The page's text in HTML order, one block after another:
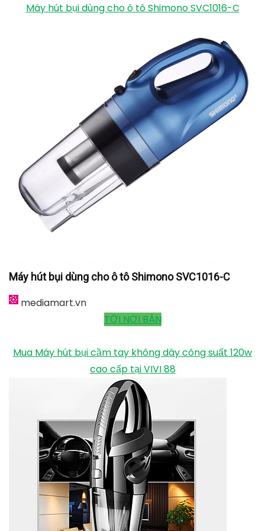
Máy hút bụi dùng cho ô tô Shimono SVC1016-C
Máy hút bụi dùng cho ô tô Shimono SVC1016-C
mediamart.vn
TỚI NƠI BÁN
Mua Máy hút bụi cầm tay không dây công suất 120w
cao cấp tại VIVI 88